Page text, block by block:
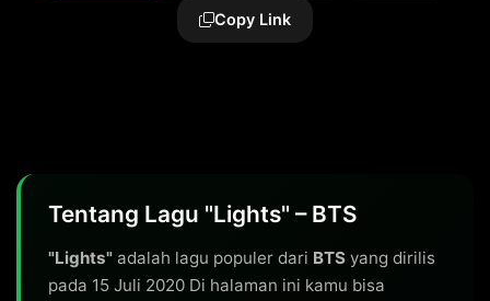
Copy Link
Tentang Lagu "Lights" – BTS
"Lights" adalah lagu populer dari BTS yang dirilis
pada 15 Juli 2020 Di halaman ini kamu bisa